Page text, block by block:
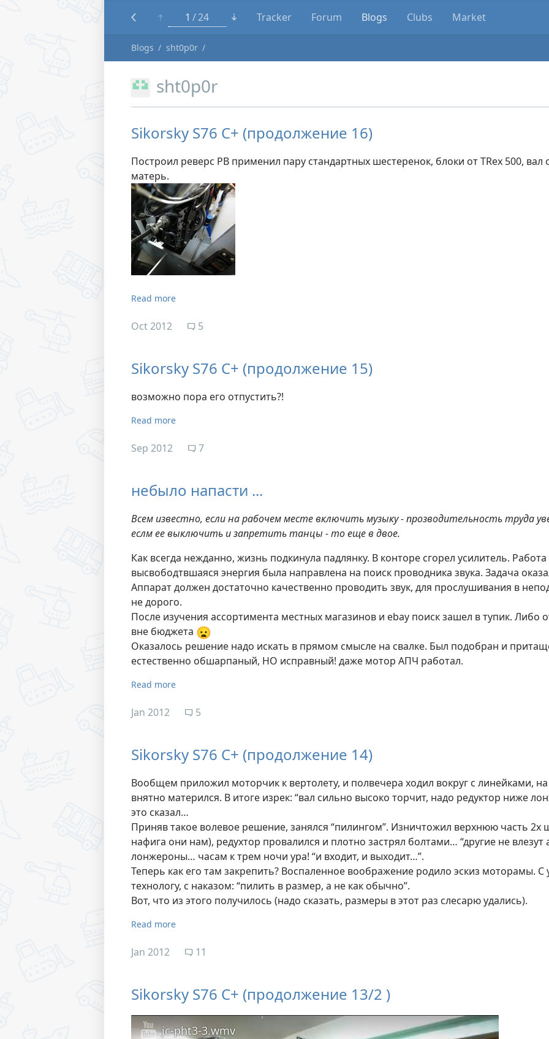
1 24 Tracker Forum Blogs Clubs Market
Blogs sht0p0r
sht0p0r
Sikorsky S76 C+ (продолжение 16)
Построил реверс РВ применил пару стандартных шестеренок, блоки от TRex 500, вал
матерь.
Read more
Oct 2012 5
Sikorsky S76 C+ (продолжение 15)
возможно пора его отпустить?!
Read more
Sep 2012 7
небыло напасти ...
Всем известно, если на рабочем месте включить музыку - прозводительность труда
еслм ее выключить и запретить танцы - то еще в двое.
Как всегда нежданно, жизнь подкинула падлянку. В конторе сгорел усилитель. Работа
высвободтвшаяся энергия была направлена на поиск проводника звука. Задача
Аппарат должен достаточно качественно проводить звук, для прослушивания в
не дорого.
После изучения ассортимента местных магазинов и ebay поиск зашел в тупик. Либо
вне бюджета 😦
Оказалось решение надо искать в прямом смысле на свалке. Был подобран и
естественно обшарпаный, НО исправный! даже мотор АПЧ работал.
Read more
Jan 2012 5
Sikorsky S76 C+ (продолжение 14)
Вообщем приложил моторчик к вертолету, и полвечера ходил вокруг с линейками,
внятно матерился. В итоге изрек: “вал сильно высоко торчит, надо редуктор ниже
это сказал…
Приняв такое волевое решение, занялся “пилингом”. Изничтожил верхнюю часть 2х
нафига они нам), редухтор провалился и плотно застрял болтами… “другие не влезут
лонжероны… часам к трем ночи ура! “и входит, и выходит…”.
Теперь как его там закрепить? Воспаленное воображение родило эскиз моторамы. С
технологу, с наказом: “пилить в размер, а не как обычно”.
Вот, что из этого получилось (надо сказать, размеры в этот раз слесарю удались).
Read more
Jan 2012 11
Sikorsky S76 C+ (продолжение 13/2 )
jc-pht3-3.wmv